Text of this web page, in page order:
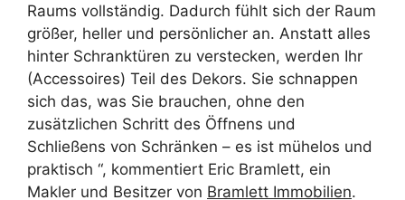
Raums vollständig. Dadurch fühlt sich der Raum
größer, heller und persönlicher an. Anstatt alles
hinter Schranktüren zu verstecken, werden Ihr
(Accessoires) Teil des Dekors. Sie schnappen
sich das, was Sie brauchen, ohne den
zusätzlichen Schritt des Öffnens und
Schließens von Schränken – es ist mühelos und
praktisch “, kommentiert Eric Bramlett, ein
Makler und Besitzer von Bramlett Immobilien.